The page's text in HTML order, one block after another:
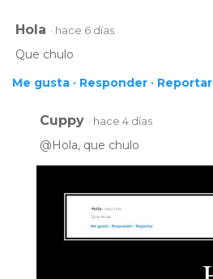
13/06/2026
internet:
Peque Prix 2000 (Gran Final)
Hola · hace 6 días
Que chulo
Me gusta · Responder · Reportar
Cuppy · hace 4 días
@Hola, que chulo